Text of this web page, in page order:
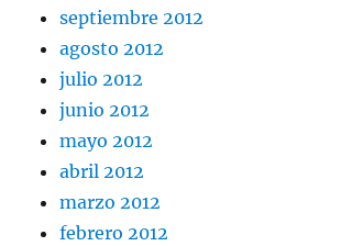
septiembre 2012
agosto 2012
julio 2012
junio 2012
mayo 2012
abril 2012
marzo 2012
febrero 2012